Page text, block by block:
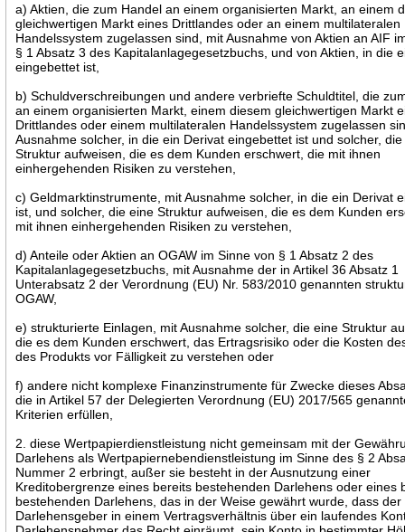
a) Aktien, die zum Handel an einem organisierten Markt, an einem
gleichwertigen Markt eines Drittlandes oder an einem multilateralen
Handelssystem zugelassen sind, mit Ausnahme von Aktien an AIF
§ 1 Absatz 3 des Kapitalanlagegesetzbuchs, und von Aktien, in die
eingebettet ist,
b) Schuldverschreibungen und andere verbriefte Schuldtitel, die
an einem organisierten Markt, einem diesem gleichwertigen Markt
Drittlandes oder einem multilateralen Handelssystem zugelassen
Ausnahme solcher, in die ein Derivat eingebettet ist und solcher,
Struktur aufweisen, die es dem Kunden erschwert, die mit ihnen
einhergehenden Risiken zu verstehen,
c) Geldmarktinstrumente, mit Ausnahme solcher, in die ein Derivat
ist, und solcher, die eine Struktur aufweisen, die es dem Kunden
mit ihnen einhergehenden Risiken zu verstehen,
d) Anteile oder Aktien an OGAW im Sinne von § 1 Absatz 2 des
Kapitalanlagegesetzbuchs, mit Ausnahme der in Artikel 36 Absatz 1
Unterabsatz 2 der Verordnung (EU) Nr. 583/2010 genannten
OGAW,
e) strukturierte Einlagen, mit Ausnahme solcher, die eine Struktur
die es dem Kunden erschwert, das Ertragsrisiko oder die Kosten
des Produkts vor Fälligkeit zu verstehen oder
f) andere nicht komplexe Finanzinstrumente für Zwecke dieses
die in Artikel 57 der Delegierten Verordnung (EU) 2017/565
Kriterien erfüllen,
2. diese Wertpapierdienstleistung nicht gemeinsam mit der
Darlehens als Wertpapiernebendienstleistung im Sinne des § 2
Nummer 2 erbringt, außer sie besteht in der Ausnutzung einer
Kreditobergrenze eines bereits bestehenden Darlehens oder eines
bestehenden Darlehens, das in der Weise gewährt wurde, dass der
Darlehensgeber in einem Vertragsverhältnis über ein laufendes